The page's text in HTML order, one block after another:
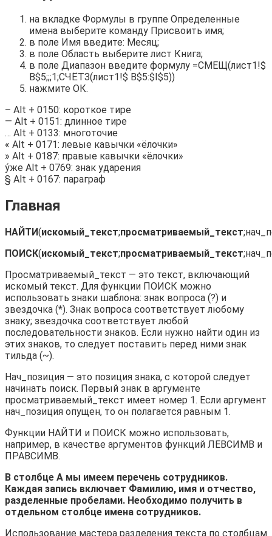
на вкладке Формулы в группе Определенные
имена выберите команду Присвоить имя;
в поле Имя введите: Месяц;
в поле Область выберите лист Книга;
в поле Диапазон введите формулу =СМЕЩ(лист1!$
B$5;;;1;СЧЁТЗ(лист1!$ B$5:$I$5))
нажмите ОК.
– Alt + 0150: короткое тире
— Alt + 0151: длинное тире
… Alt + 0133: многоточие
« Alt + 0171: левые кавычки «ёлочки»
» Alt + 0187: правые кавычки «ёлочки»
у́же Alt + 0769: знак ударения
§ Alt + 0167: параграф
Главная
НАЙТИ(искомый_текст;просматриваемый_текст
ПОИСК(искомый_текст;просматриваемый_текст
Просматриваемый_текст — это текст, включающий
искомый текст. Для функции ПОИСК можно
использовать знаки шаблона: знак вопроса (?) и
звездочка (*). Знак вопроса соответствует любому
знаку; звездочка соответствует любой
последовательности знаков. Если нужно найти один из
этих знаков, то следует поставить перед ними знак
тильда (~).
Нач_позиция — это позиция знака, с которой следует
начинать поиск. Первый знак в аргументе
просматриваемый_текст имеет номер 1. Если аргумент
нач_позиция опущен, то он полагается равным 1.
Функции НАЙТИ и ПОИСК можно использовать,
например, в качестве аргументов функций ЛЕВСИМВ и
ПРАВСИМВ.
В столбце А мы имеем перечень сотрудников.
Каждая запись включает Фамилию, имя и отчество,
разделенные пробелами. Необходимо получить в
отдельном столбце имена сотрудников.
Использование мастера разделения текста по столбцам